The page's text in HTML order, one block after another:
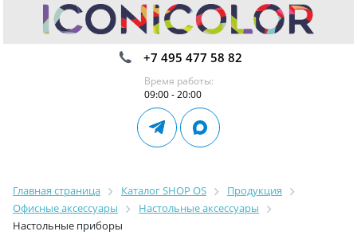
+7 495 477 58 82
Время работы:
09:00 - 20:00
Главная страница Каталог SHOP OS
Продукция
Офисные аксессуары
Настольные аксессуары
Настольные приборы